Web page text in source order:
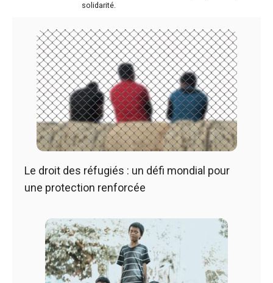
solidarité.
Le droit des réfugiés : un défi mondial pour
une protection renforcée